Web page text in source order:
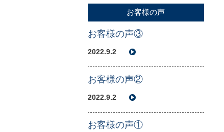
お客様の声
お客様の声③
2022.9.2
お客様の声②
2022.9.2
お客様の声①